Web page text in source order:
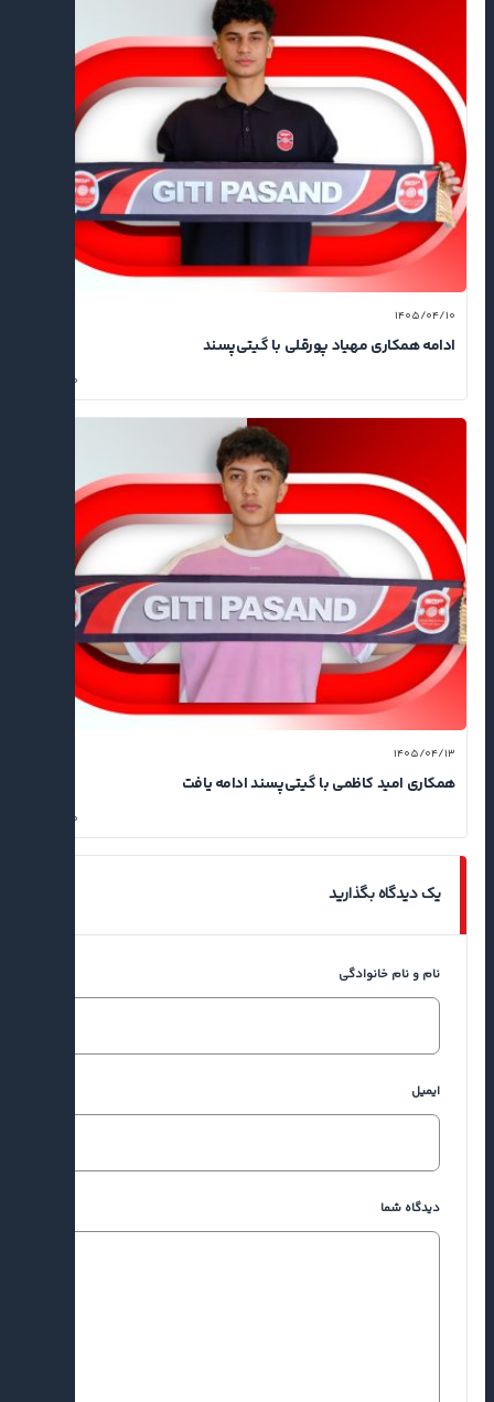
۱۴۰۵/۰۴/۱۰
ادامه همکاری مهیاد پورقلی با گیتی‌پسند
۰
۱۴۰۵/۰۴/۱۳
همکاری امید کاظمی با گیتی‌پسند ادامه یافت
۰
یک دیدگاه بگذارید
نام و نام خانوادگی
ایمیل
دیدگاه شما